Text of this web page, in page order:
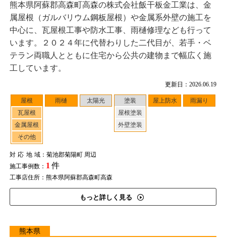
更新日：2026.06.19
屋根
瓦屋根
金属屋根
その他
雨樋 太陽光
塗装
屋根塗装
外壁塗装
屋上防水 雨漏り
対応地域：菊池郡菊陽町 周辺
施工事例数： 1 件
工事店住所：熊本県阿蘇郡高森町高森
もっと詳しく見る
熊本県阿蘇郡高森町高森の株式会社飯干板金工業は、金
属屋根（ガルバリウム鋼板屋根）や金属系外壁の施工を
中心に、瓦屋根工事や防水工事、雨樋修理なども行って
います。２０２４年に代替わりした二代目が、若手・ベ
テラン両職人とともに住宅から公共の建物まで幅広く施
工しています。
熊本県